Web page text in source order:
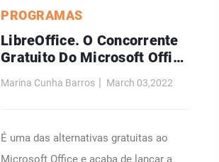
PROGRAMAS
LibreOffice. O Concorrente
Gratuito Do Microsoft Office
Chega À Versão 7.0 Com
Várias Novidades
Marina Cunha Barros March 03,2022
É uma das alternativas gratuitas ao
Microsoft Office e acaba de lançar a